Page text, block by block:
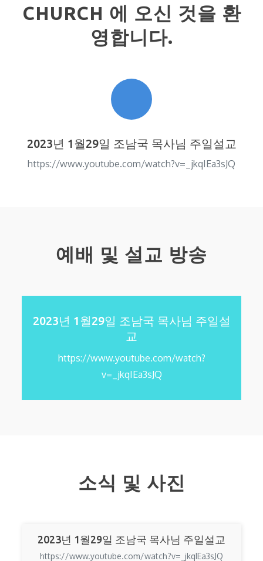
CHURCH 에 오신 것을 환
영합니다.
2023년 1월29일 조남국 목사님 주일설교
https://www.youtube.com/watch?v=_jkqIEa3sJQ
예배 및 설교 방송
2023년 1월29일 조남국 목사님 주일설
교
https://www.youtube.com/watch?
v=_jkqIEa3sJQ
소식 및 사진
2023년 1월29일 조남국 목사님 주일설교
https://www.youtube.com/watch?v=_jkqIEa3sJQ